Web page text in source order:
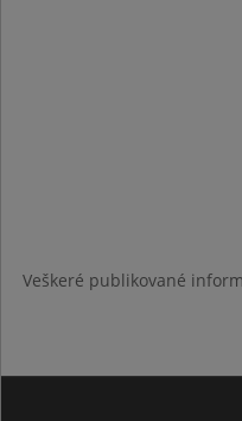
Veškeré publikované